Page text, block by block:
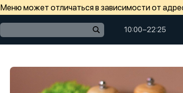
Меню может отличаться в зависимости от
10:00−22:25